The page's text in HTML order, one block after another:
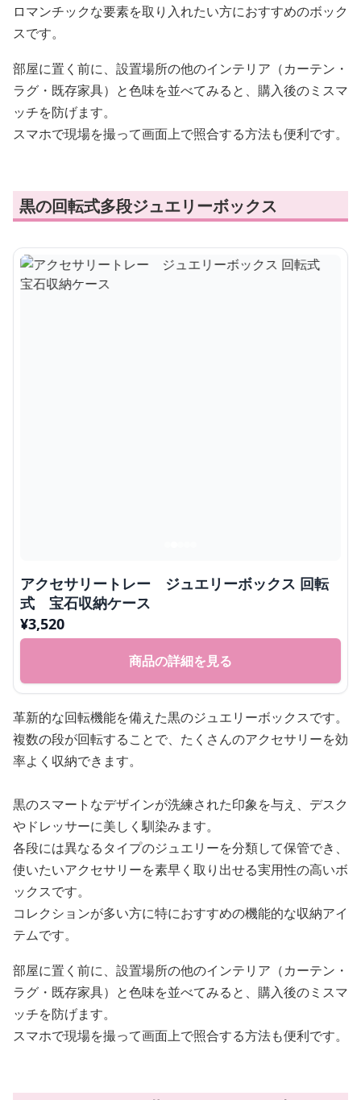
ロマンチックな要素を取り入れたい方におすすめのボック
スです。
部屋に置く前に、設置場所の他のインテリア（カーテン・
ラグ・既存家具）と色味を並べてみると、購入後のミスマ
ッチを防げます。
スマホで現場を撮って画面上で照合する方法も便利です。
黒の回転式多段ジュエリーボックス
アクセサリートレー ジュエリーボックス 回転
式 宝石収納ケース
¥3,520
商品の詳細を見る
革新的な回転機能を備えた黒のジュエリーボックスです。
複数の段が回転することで、たくさんのアクセサリーを効
率よく収納できます。
黒のスマートなデザインが洗練された印象を与え、デスク
やドレッサーに美しく馴染みます。
各段には異なるタイプのジュエリーを分類して保管でき、
使いたいアクセサリーを素早く取り出せる実用性の高いボ
ックスです。
コレクションが多い方に特におすすめの機能的な収納アイ
テムです。
部屋に置く前に、設置場所の他のインテリア（カーテン・
ラグ・既存家具）と色味を並べてみると、購入後のミスマ
ッチを防げます。
スマホで現場を撮って画面上で照合する方法も便利です。